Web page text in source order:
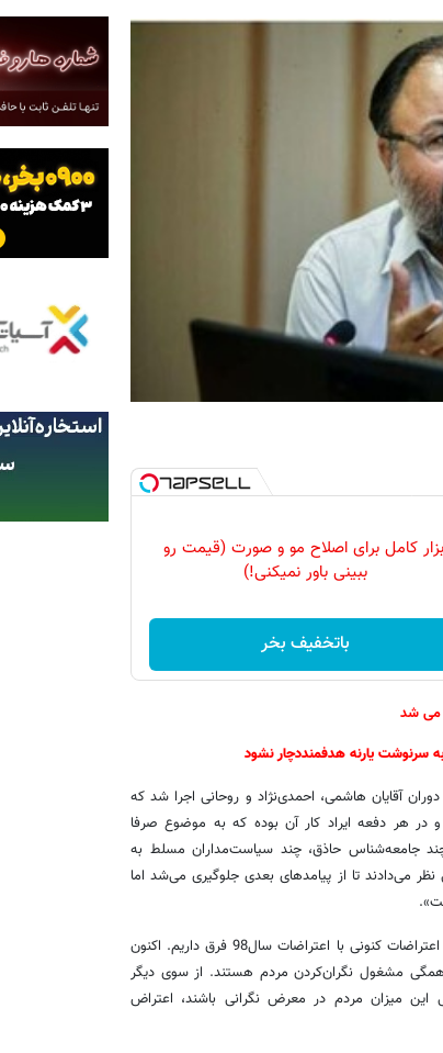
کامل برای اصلاح مو و صورت (قیمت رو
ببینی باور نمیکنی!)
باتخفیف بخر
می شد
سرنوشت یارنه هدفمنددچار نشود
آقایان هاشمی، احمدی‌نژاد و روحانی اجرا شد که
هر دفعه ایراد کار آن بوده که به موضوع صرفا
جامعه‌شناس حاذق، چند سیاست‌مداران مسلط به
می‌دادند تا از پیامدهای بعدی جلوگیری می‌شد اما
این فعال سیاسی درباره برخی اعتراضات اخیر بیان کرد: «ماهیت اعتراضات کنونی با اعتراضات سال98 فرق داریم. اکنون
مشغول نگران‌کردن مردم هستند. از سوی دیگر
میزان مردم در معرض نگرانی باشند، اعتراض